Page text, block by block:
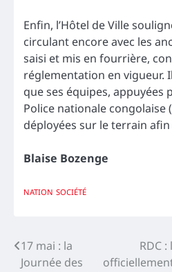
Enfin, l’Hôtel de Ville
circulant encore avec les
saisi et mis en fourrière,
réglementation en vigueur.
que ses équipes, appuyées
Police nationale congolaise
déployées sur le terrain
Blaise Bozenge
NATION SOCIÉTÉ
Navigation
17 mai : la
Journée des
RDC